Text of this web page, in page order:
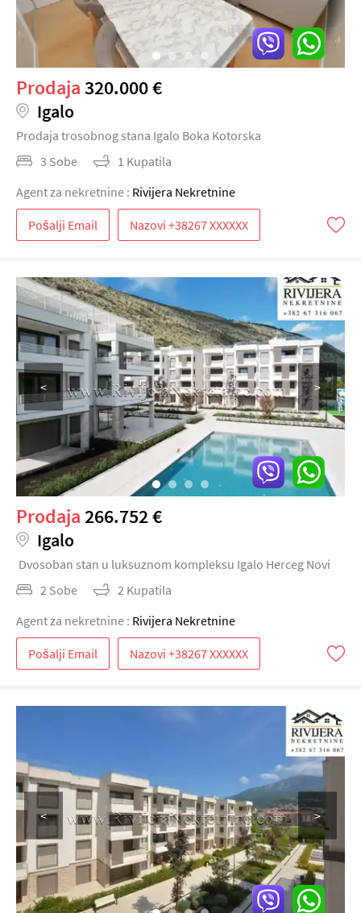
Prodaja320.000 €
Igalo
Prodaja trosobnog stana Igalo Boka Kotorska
3 Sobe
1 Kupatila
Agent za nekretnine : Rivijera Nekretnine
Pošalji Email
< >
Prodaja266.752 €
Igalo
Dvosoban stan u luksuznom kompleksu Igalo Herceg Novi
2 Sobe
2 Kupatila
Agent za nekretnine : Rivijera Nekretnine
Pošalji Email
< >